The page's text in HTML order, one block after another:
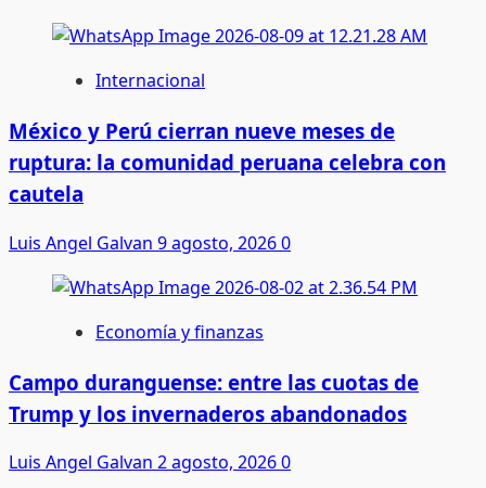
Internacional
México y Perú cierran nueve meses de
ruptura: la comunidad peruana celebra con
cautela
Luis Angel Galvan 9 agosto, 20260
Economía y finanzas
Campo duranguense: entre las cuotas de
Trump y los invernaderos abandonados
Luis Angel Galvan 2 agosto, 20260